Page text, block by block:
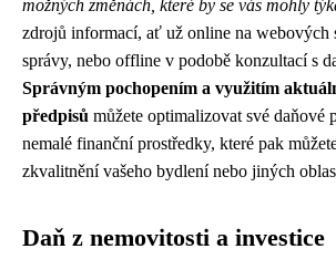
možných změnách, které by se vás mohly
zdrojů informací, ať už online na webových
správy, nebo offline v podobě konzultací s
Správným pochopením a využitím
předpisů můžete optimalizovat své daňové
nemalé finanční prostředky, které pak
zkvalitnění vašeho bydlení nebo jiných
Daň z nemovitosti a investice